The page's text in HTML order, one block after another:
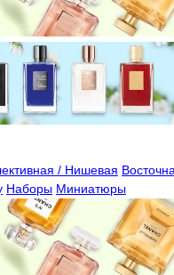
/ Нишевая
Наборы Миниатюры